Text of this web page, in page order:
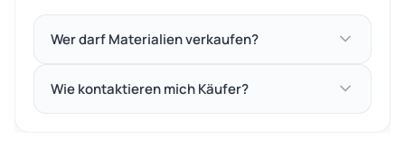
Wer darf Materialien verkaufen?
Wie kontaktieren mich Käufer?